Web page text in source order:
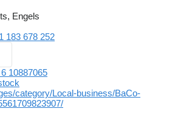
Engels
183 678 252
10887065
category/Local-business/BaCo-